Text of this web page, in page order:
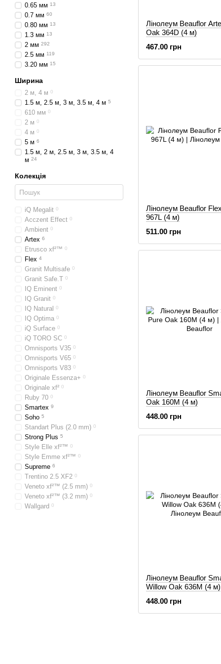
Лінолеум Beauflor
Oak 364D (4 м)
467.00 грн
Лінолеум Beauflor
967L (4 м)
511.00 грн
Лінолеум Beauflor
Oak 160M (4 м)
448.00 грн
Лінолеум Beauflor
Willow Oak 636M (4 м)
448.00 грн
0.65 мм 13
0.7 мм 60
0.80 мм 13
1.3 мм 13
2 мм 292
2.5 мм 119
3.20 мм 15
Ширина
2 м, 4 м 0
1.5 м, 2.5 м, 3 м, 3.5 м, 4 м 5
610 мм 0
2 м 0
4 м 0
5 м 6
1.5 м, 2 м, 2.5 м, 3 м, 3.5 м, 4
м 24
Колекція
іQ Megalit 0
Acczent Effect 0
Ambient 0
Artex 6
Etrusco xf²™ 0
Flex 4
Granit Multisafe 0
Granit Safe.T 0
IQ Eminent 0
IQ Granit 0
IQ Natural 0
IQ Optima 0
iQ Surface 0
iQ TORO SC 0
Omnisports V35 0
Omnisports V65 0
Omnisports V83 0
Originale Essenza+ 0
Originale xf² 0
Ruby 70 0
Smartex 9
Soho 5
Standart Plus (2.0 mm) 0
Strong Plus 5
Style Elle xf²™ 0
Style Emme xf²™ 0
Supreme 6
Trentino 2.5 XF2 0
Veneto xf²™ (2.5 mm) 0
Veneto xf²™ (3.2 mm) 0
Wallgard 0